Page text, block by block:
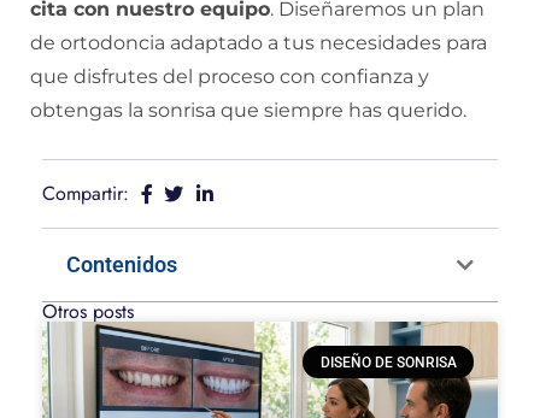
cita con nuestro equipo. Diseñaremos un plan
de ortodoncia adaptado a tus necesidades para
que disfrutes del proceso con confianza y
obtengas la sonrisa que siempre has querido.
Compartir:
Contenidos
Otros posts
DISEÑO DE SONRISA